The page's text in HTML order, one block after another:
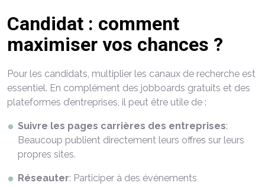
Candidat : comment
maximiser vos chances ?
Pour les candidats, multiplier les canaux de recherche est
essentiel. En complément des jobboards gratuits et des
plateformes d’entreprises, il peut être utile de :
Suivre les pages carrières des entreprises:
Beaucoup publient directement leurs offres sur leurs
propres sites.
Réseauter: Participer à des événements